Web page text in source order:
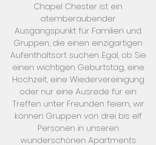
Chapel Chester ist ein
atemberaubender
Ausgangspunkt für Familien und
Gruppen, die einen einzigartigen
Aufenthaltsort suchen. Egal, ob Sie
einen wichtigen Geburtstag, eine
Hochzeit, eine Wiedervereinigung
oder nur eine Ausrede für ein
Treffen unter Freunden feiern, wir
können Gruppen von drei bis elf
Personen in unseren
wunderschönen Apartments